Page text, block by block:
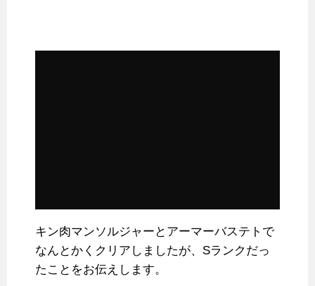
キン肉マンソルジャーとアーマーバステトで
なんとかくクリアしましたが、Sランクだっ
たことをお伝えします。